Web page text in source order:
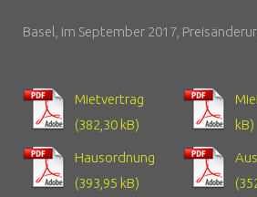
Basel, im September 2017,
Mietvertrag
Hausordnung